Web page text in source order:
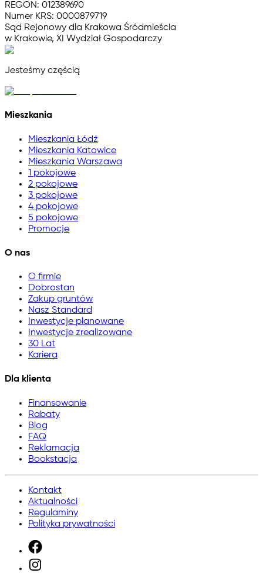
REGON: 012389690
Numer KRS: 0000879719
Sąd Rejonowy dla Krakowa Śródmieścia
w Krakowie, XI Wydział Gospodarczy
Jesteśmy częścią
Mieszkania
Mieszkania Łódź
Mieszkania Katowice
Mieszkania Warszawa
1 pokojowe
2 pokojowe
3 pokojowe
4 pokojowe
5 pokojowe
Promocje
O nas
O firmie
Dobrostan
Zakup gruntów
Nasz Standard
Inwestycje planowane
Inwestycje zrealizowane
30 Lat
Kariera
Dla klienta
Finansowanie
Rabaty
Blog
FAQ
Reklamacja
Bookstacja
Kontakt
Aktualności
Regulaminy
Polityka prywatności